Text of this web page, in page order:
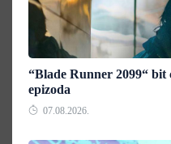
“Blade Runner 2099“ bit
epizoda
07.08.2026.